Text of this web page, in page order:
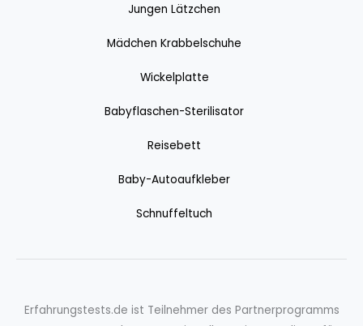
Jungen Lätzchen
Mädchen Krabbelschuhe
Wickelplatte
Babyflaschen-Sterilisator
Reisebett
Baby-Autoaufkleber
Schnuffeltuch
Erfahrungstests.de ist Teilnehmer des Partnerprogramms